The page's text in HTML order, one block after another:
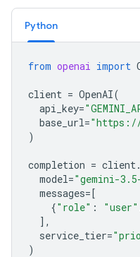
Python
from openai import
client = OpenAI(
api_key=
base_url="https://
)
completion = client.
model="gemini-
messages=[
{"role" : "user"
],
service_tier=
)